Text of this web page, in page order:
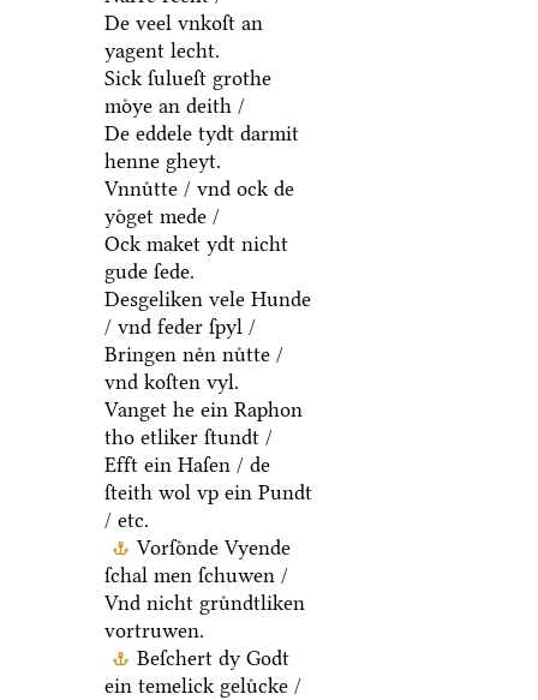
De veel vnkoſt an
yagent lecht.
Sick ſulueſt grothe
moͤye an deith /
De eddele tydt darmit
henne gheyt.
Vnnuͤtte / vnd ock de
yoͤget mede /
Ock maket ydt nicht
gude ſede.
Desgeliken vele Hunde
/ vnd feder ſpyl /
Bringen neͤn nuͤtte /
vnd koſten vyl.
Vanget he ein Raphon
tho etliker ſtundt /
Efft ein Haſen / de
ſteith wol vp ein Pundt
/ etc.
Vorſoͤnde Vyende
ſchal men ſchuwen /
Vnd nicht gruͤndtliken
vortruwen.
Beſchert dy Godt
ein temelick geluͤcke /